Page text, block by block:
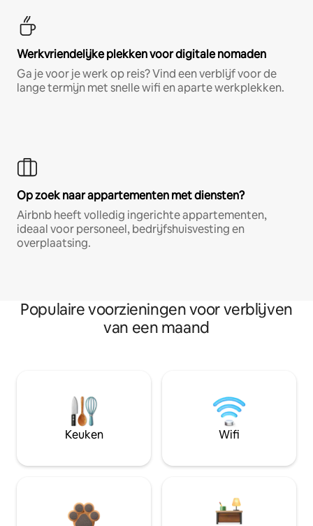
Werkvriendelijke plekken voor digitale nomaden
Ga je voor je werk op reis? Vind een verblijf voor de
lange termijn met snelle wifi en aparte werkplekken.
Op zoek naar appartementen met diensten?
Airbnb heeft volledig ingerichte appartementen,
ideaal voor personeel, bedrijfshuisvesting en
overplaatsing.
Populaire voorzieningen voor verblijven
van een maand
Keuken Wifi